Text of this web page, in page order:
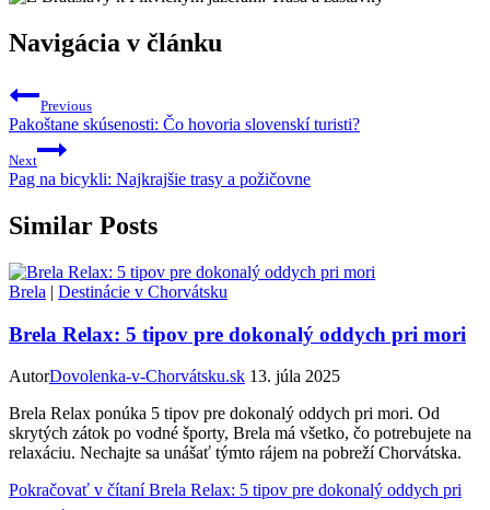
Navigácia v článku
Previous
Pakoštane skúsenosti: Čo hovoria slovenskí turisti?
Next
Pag na bicykli: Najkrajšie trasy a požičovne
Similar Posts
Brela | Destinácie v Chorvátsku
Brela Relax: 5 tipov pre dokonalý oddych pri mori
AutorDovolenka-v-Chorvátsku.sk 13. júla 2025
Brela Relax ponúka 5 tipov pre dokonalý oddych pri mori. Od
skrytých zátok po vodné športy, Brela má všetko, čo potrebujete na
relaxáciu. Nechajte sa unášať týmto rájem na pobreží Chorvátska.
Pokračovať v čítaníBrela Relax: 5 tipov pre dokonalý oddych pri